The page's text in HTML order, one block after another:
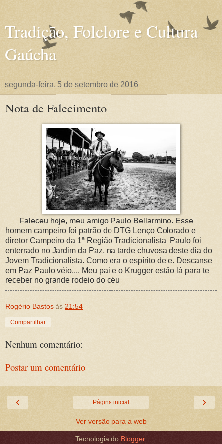
Tradição, Folclore e Cultura
Gaúcha
segunda-feira, 5 de setembro de 2016
Nota de Falecimento
Faleceu hoje, meu amigo Paulo Bellarmino. Esse
homem campeiro foi patrão do DTG Lenço Colorado e
diretor Campeiro da 1ª Região Tradicionalista. Paulo foi
enterrado no Jardim da Paz, na tarde chuvosa deste dia do
Jovem Tradicionalista. Como era o espírito dele. Descanse
em Paz Paulo véio.... Meu pai e o Krugger estão lá para te
receber no grande rodeio do céu
Rogério Bastos às 21:54
Compartilhar
Nenhum comentário:
Postar um comentário
‹ ›
Página inicial
Ver versão para a web
Tecnologia do Blogger.